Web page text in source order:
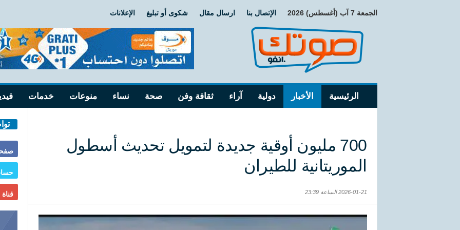
الجمعة 7 آب (أغسطس) 2026 الإتصال بنا ارسال مقال شكوى أو تبليغ الإعلانات
الرئيسية الأخبار دولية آراء ثقافة وفن صحة نساء منوعات خدمات
700 مليون أوقية جديدة لتمويل تحديث أسطول
الموريتانية للطيران
2026-01-21 الساعة 23:39